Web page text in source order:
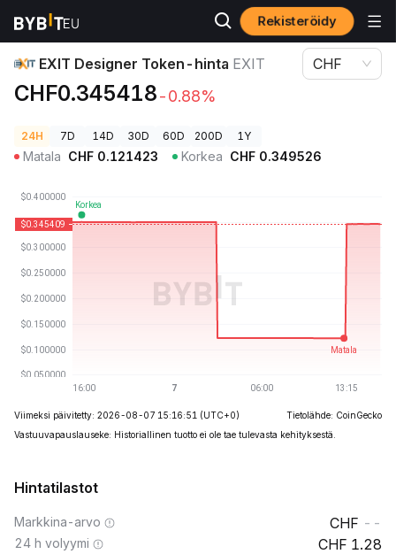
Rekisteröidy
Kryptohinnat EXIT Designer Token-hinta EXIT
EXIT Designer Token-hinta EXIT
CHF0.345418-0.88%
CHF
24H 7D 14D 30D 60D 200D 1Y
Matala CHF 0.121423 Korkea CHF 0.349526
Viimeksi päivitetty: 2026-08-07 15:16:51 (UTC+0)
Tietolähde: CoinGecko
Vastuuvapauslauseke: Historiallinen tuotto ei ole tae tulevasta kehityksestä.
Hintatilastot
Markkina-arvo --
24 h volyymi 1.28